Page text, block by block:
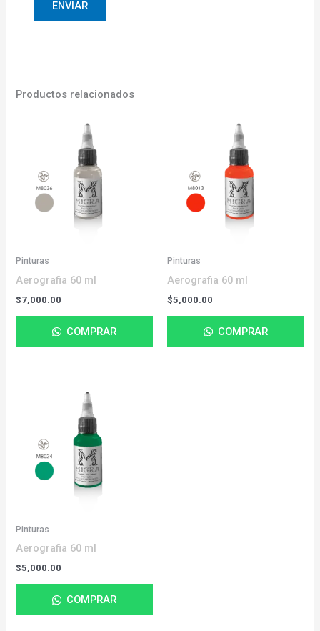
Productos relacionados
Pinturas
Aerografia 60 ml
$7,000.00
COMPRAR
Pinturas
Aerografia 60 ml
$5,000.00
COMPRAR
Pinturas
Aerografia 60 ml
$5,000.00
COMPRAR